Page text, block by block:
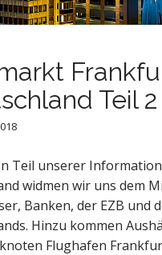
Teil 2
Teil unserer
widmen wir uns dem
Banken, der EZB und
Hinzu kommen
Flughafen